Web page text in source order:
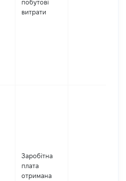
побутові
витрати
Заробітна
плата
отримана